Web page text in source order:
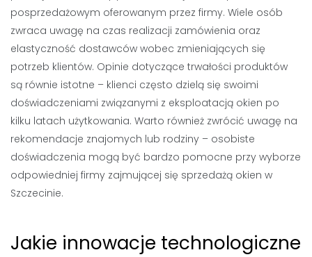
posprzedażowym oferowanym przez firmy. Wiele osób
zwraca uwagę na czas realizacji zamówienia oraz
elastyczność dostawców wobec zmieniających się
potrzeb klientów. Opinie dotyczące trwałości produktów
są równie istotne – klienci często dzielą się swoimi
doświadczeniami związanymi z eksploatacją okien po
kilku latach użytkowania. Warto również zwrócić uwagę na
rekomendacje znajomych lub rodziny – osobiste
doświadczenia mogą być bardzo pomocne przy wyborze
odpowiedniej firmy zajmującej się sprzedażą okien w
Szczecinie.
Jakie innowacje technologiczne